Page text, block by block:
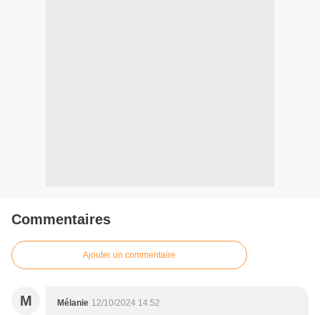
Commentaires
Ajouter un commentaire
M Mélanie 12/10/2024 14:52